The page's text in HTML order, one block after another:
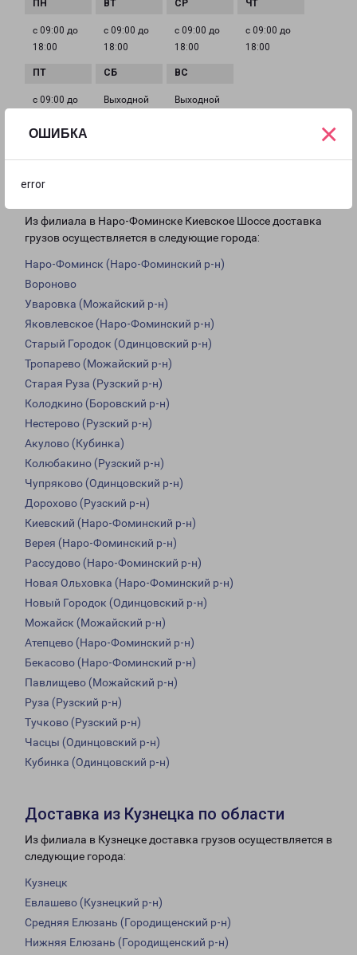
ОШИБКА
error
×
с 09:00 до
18:00
с 09:00 до
18:00
с 09:00 до
18:00
с 09:00 до
18:00
с 09:00 до
Выходной Выходной
Из филиала в Наро-Фоминске Киевское Шоссе доставка
грузов осуществляется в следующие города:
Наро-Фоминск (Наро-Фоминский р-н)
Вороново
Уваровка (Можайский р-н)
Яковлевское (Наро-Фоминский р-н)
Старый Городок (Одинцовский р-н)
Тропарево (Можайский р-н)
Старая Руза (Рузский р-н)
Колодкино (Боровский р-н)
Нестерово (Рузский р-н)
Акулово (Кубинка)
Колюбакино (Рузский р-н)
Чупряково (Одинцовский р-н)
Дорохово (Рузский р-н)
Киевский (Наро-Фоминский р-н)
Верея (Наро-Фоминский р-н)
Рассудово (Наро-Фоминский р-н)
Новая Ольховка (Наро-Фоминский р-н)
Новый Городок (Одинцовский р-н)
Можайск (Можайский р-н)
Атепцево (Наро-Фоминский р-н)
Бекасово (Наро-Фоминский р-н)
Павлищево (Можайский р-н)
Руза (Рузский р-н)
Тучково (Рузский р-н)
Часцы (Одинцовский р-н)
Кубинка (Одинцовский р-н)
Доставка из Кузнецка по области
Из филиала в Кузнецке доставка грузов осуществляется в
следующие города:
Кузнецк
Евлашево (Кузнецкий р-н)
Средняя Елюзань (Городищенский р-н)
Нижняя Елюзань (Городищенский р-н)